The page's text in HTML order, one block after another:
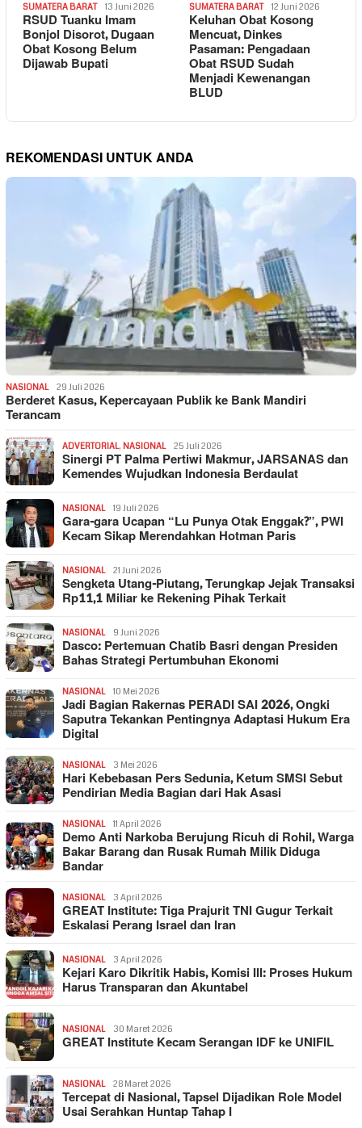
SUMATERA BARAT 13 Juni 2026
RSUD Tuanku Imam
Bonjol Disorot, Dugaan
Obat Kosong Belum
Dijawab Bupati
SUMATERA BARAT 12 Juni 2026
Keluhan Obat Kosong
Mencuat, Dinkes
Pasaman: Pengadaan
Obat RSUD Sudah
Menjadi Kewenangan
BLUD
REKOMENDASI UNTUK ANDA
NASIONAL 29 Juli 2026
Berderet Kasus, Kepercayaan Publik ke Bank Mandiri
Terancam
ADVERTORIAL, NASIONAL 25 Juli 2026
Sinergi PT Palma Pertiwi Makmur, JARSANAS dan
Kemendes Wujudkan Indonesia Berdaulat
NASIONAL 19 Juli 2026
Gara-gara Ucapan “Lu Punya Otak Enggak?”, PWI
Kecam Sikap Merendahkan Hotman Paris
NASIONAL 21 Juni 2026
Sengketa Utang-Piutang, Terungkap Jejak Transaksi
Rp11,1 Miliar ke Rekening Pihak Terkait
NASIONAL 9 Juni 2026
Dasco: Pertemuan Chatib Basri dengan Presiden
Bahas Strategi Pertumbuhan Ekonomi
NASIONAL 10 Mei 2026
Jadi Bagian Rakernas PERADI SAI 2026, Ongki
Saputra Tekankan Pentingnya Adaptasi Hukum Era
Digital
NASIONAL 3 Mei 2026
Hari Kebebasan Pers Sedunia, Ketum SMSI Sebut
Pendirian Media Bagian dari Hak Asasi
NASIONAL 11 April 2026
Demo Anti Narkoba Berujung Ricuh di Rohil, Warga
Bakar Barang dan Rusak Rumah Milik Diduga
Bandar
NASIONAL 3 April 2026
GREAT Institute: Tiga Prajurit TNI Gugur Terkait
Eskalasi Perang Israel dan Iran
NASIONAL 3 April 2026
Kejari Karo Dikritik Habis, Komisi III: Proses Hukum
Harus Transparan dan Akuntabel
NASIONAL 30 Maret 2026
GREAT Institute Kecam Serangan IDF ke UNIFIL
NASIONAL 28 Maret 2026
Tercepat di Nasional, Tapsel Dijadikan Role Model
Usai Serahkan Huntap Tahap I